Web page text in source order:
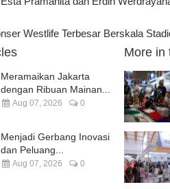
Westlife Terbesar Berskala
Meramaikan Jakarta
dengan Ribuan Mainan...
Aug 07, 2026 0
Menjadi Gerbang Inovasi
dan Peluang...
Aug 07, 2026 0
More in